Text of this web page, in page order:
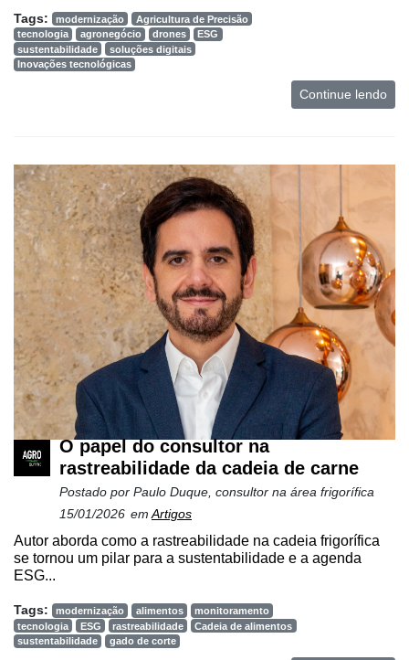
Tags: modernização
Agricultura de Precisão
tecnologia
agronegócio drones
ESG
sustentabilidade
soluções digitais
Inovações tecnológicas
Continue lendo
O papel do consultor na
rastreabilidade da cadeia de carne
Postado por Paulo Duque, consultor na área frigorífica
15/01/2026 em Artigos
Autor aborda como a rastreabilidade na cadeia frigorífica
se tornou um pilar para a sustentabilidade e a agenda
ESG...
Tags: modernização alimentos
monitoramento
tecnologia
ESG rastreabilidade
Cadeia de alimentos
sustentabilidade
gado de corte